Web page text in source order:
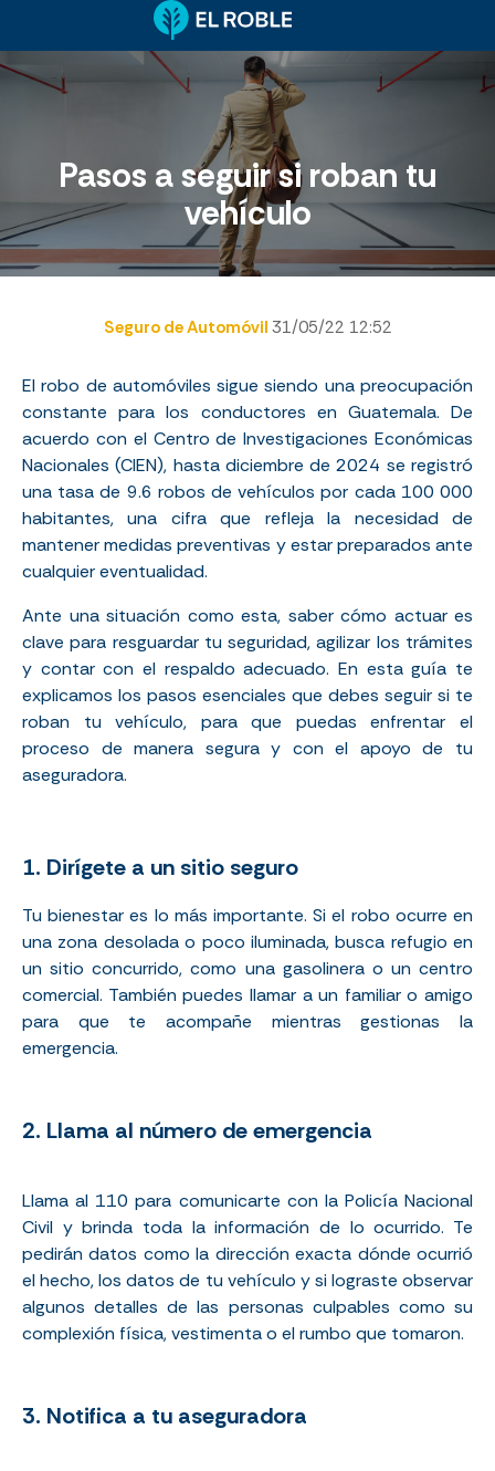
Pasos a seguir si roban tu
vehículo
Seguro de Automóvil 31/05/22 12:52
El robo de automóviles sigue siendo una preocupación
constante para los conductores en Guatemala. De
acuerdo con el Centro de Investigaciones Económicas
Nacionales (CIEN), hasta diciembre de 2024 se registró
una tasa de 9.6 robos de vehículos por cada 100 000
habitantes, una cifra que refleja la necesidad de
mantener medidas preventivas y estar preparados ante
cualquier eventualidad.
Ante una situación como esta, saber cómo actuar es
clave para resguardar tu seguridad, agilizar los trámites
y contar con el respaldo adecuado. En esta guía te
explicamos los pasos esenciales que debes seguir si te
roban tu vehículo, para que puedas enfrentar el
proceso de manera segura y con el apoyo de tu
aseguradora.
1. Dirígete a un sitio seguro
Tu bienestar es lo más importante. Si el robo ocurre en
una zona desolada o poco iluminada, busca refugio en
un sitio concurrido, como una gasolinera o un centro
comercial. También puedes llamar a un familiar o amigo
para que te acompañe mientras gestionas la
emergencia.
2. Llama al número de emergencia
Llama al 110 para comunicarte con la Policía Nacional
Civil y brinda toda la información de lo ocurrido. Te
pedirán datos como la dirección exacta dónde ocurrió
el hecho, los datos de tu vehículo y si lograste observar
algunos detalles de las personas culpables como su
complexión física, vestimenta o el rumbo que tomaron.
3. Notifica a tu aseguradora